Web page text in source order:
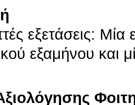
εξετάσεις:
εξαμήνου και